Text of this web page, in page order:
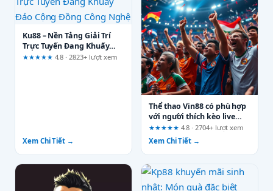
Ku88 – Nền Tảng Giải Trí
Trực Tuyến Đang Khuấy
Đảo Cộng Đồng Công Nghệ
★★★★★ 4.8 · 2823+ lượt xem
Xem Chi Tiết →
Thể thao Vin88 có phù hợp
với người thích kèo live
không?
★★★★★ 4.8 · 2704+ lượt xem
Xem Chi Tiết →